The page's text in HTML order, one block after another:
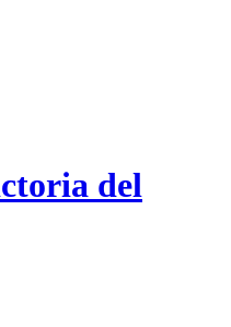
del